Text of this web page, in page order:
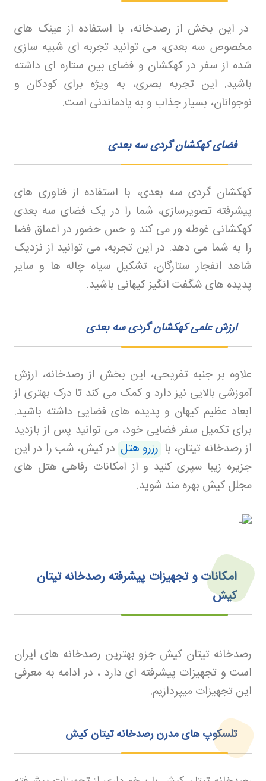
در این بخش از رصدخانه، با استفاده از عینک‌ های
مخصوص سه‌ بعدی، می‌ توانید تجربه‌ ای شبیه‌ سازی
شده از سفر در کهکشان و فضای بین‌ ستاره‌ ای داشته
باشید. این تجربه بصری، به ویژه برای کودکان و
نوجوانان، بسیار جذاب و به یادماندنی است.
فضای کهکشان گردی سه بعدی
کهکشان‌ گردی سه‌ بعدی، با استفاده از فناوری‌ های
پیشرفته تصویرسازی، شما را در یک فضای سه‌ بعدی
کهکشانی غوطه‌ ور می‌ کند و حس حضور در اعماق فضا
را به شما می‌ دهد. در این تجربه، می‌ توانید از نزدیک
شاهد انفجار ستارگان، تشکیل سیاه‌ چاله‌ ها و سایر
پدیده‌ های شگفت‌ انگیز کیهانی باشید.
ارزش علمی کهکشان گردی سه بعدی
علاوه بر جنبه تفریحی، این بخش از رصدخانه، ارزش
آموزشی بالایی نیز دارد و کمک می‌ کند تا درک بهتری از
ابعاد عظیم کیهان و پدیده‌ های فضایی داشته باشید.
برای تکمیل سفر فضایی خود، می‌ توانید پس از بازدید
از رصدخانه تیتان، با رزرو هتل در کیش، شب را در این
جزیره زیبا سپری کنید و از امکانات رفاهی هتل‌ های
مجلل کیش بهره‌ مند شوید.
امکانات و تجهیزات پیشرفته رصدخانه تیتان
کیش
رصدخانه تیتان کیش جزو بهترین رصدخانه های ایران
است و تجهیزات پیشرفته ای دارد ، در ادامه به معرفی
این تجهیزات میپردازیم.
تلسکوپ‌ های مدرن رصدخانه تیتان کیش